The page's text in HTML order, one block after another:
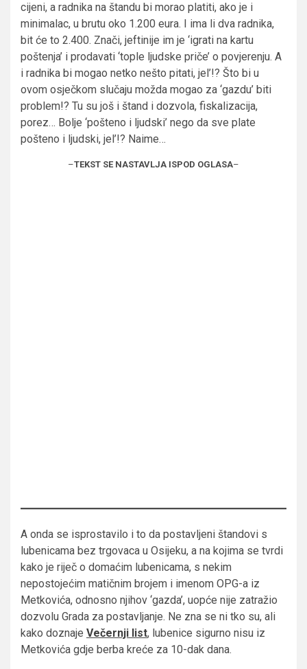
cijeni, a radnika na štandu bi morao platiti, ako je i
minimalac, u brutu oko 1.200 eura. I ima li dva radnika,
bit će to 2.400. Znači, jeftinije im je ‘igrati na kartu
poštenja’ i prodavati ‘tople ljudske priče’ o povjerenju. A
i radnika bi mogao netko nešto pitati, jel’!? Što bi u
ovom osječkom slučaju možda mogao za ‘gazdu’ biti
problem!? Tu su još i štand i dozvola, fiskalizacija,
porez… Bolje ‘pošteno i ljudski’ nego da sve plate
pošteno i ljudski, jel’!? Naime…
–TEKST SE NASTAVLJA ISPOD OGLASA–
A onda se isprostavilo i to da postavljeni štandovi s
lubenicama bez trgovaca u Osijeku, a na kojima se tvrdi
kako je riječ o domaćim lubenicama, s nekim
nepostojećim matičnim brojem i imenom OPG-a iz
Metkovića, odnosno njihov ‘gazda’, uopće nije zatražio
dozvolu Grada za postavljanje. Ne zna se ni tko su, ali
kako doznaje Večernji list, lubenice sigurno nisu iz
Metkovića gdje berba kreće za 10-dak dana.